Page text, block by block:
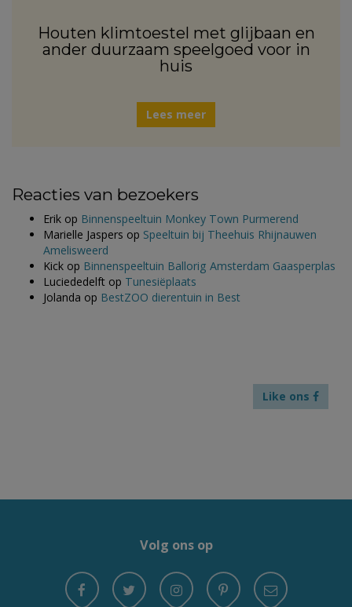
Houten klimtoestel met glijbaan en
ander duurzaam speelgoed voor in
huis
Lees meer
Reacties van bezoekers
Erik op Binnenspeeltuin Monkey Town Purmerend
Marielle Jaspers op Speeltuin bij Theehuis Rhijnauwen
Amelisweerd
Kick op Binnenspeeltuin Ballorig Amsterdam Gaasperplas
Luciededelft op Tunesiëplaats
Jolanda op BestZOO dierentuin in Best
Like ons
Volg ons op